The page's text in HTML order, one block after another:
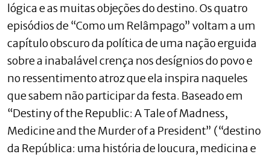
lógica e as muitas objeções do destino. Os quatro
episódios de “Como um Relâmpago” voltam a um
capítulo obscuro da política de uma nação erguida
sobre a inabalável crença nos desígnios do povo e
no ressentimento atroz que ela inspira naqueles
que sabem não participar da festa. Baseado em
“Destiny of the Republic: A Tale of Madness,
Medicine and the Murder of a President” (“destino
da República: uma história de loucura, medicina e